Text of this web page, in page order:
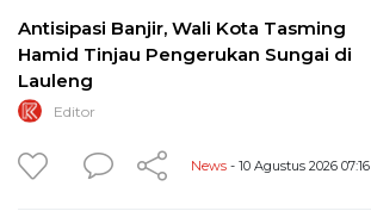
Antisipasi Banjir, Wali Kota Tasming
Hamid Tinjau Pengerukan Sungai di
Lauleng
Editor
News - 10 Agustus 2026 07:16